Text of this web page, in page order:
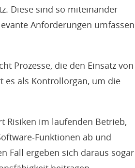
Diese sind so miteinander
Anforderungen
Prozesse, die den Einsatz von
es als Kontrollorgan, um die
Risiken im laufenden Betrieb,
Funktionen ab und
Fall ergeben sich daraus sogar